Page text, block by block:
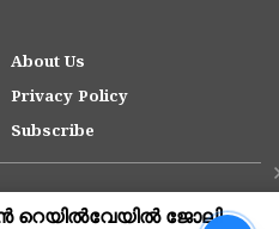
About Us
Privacy Policy
Subscribe